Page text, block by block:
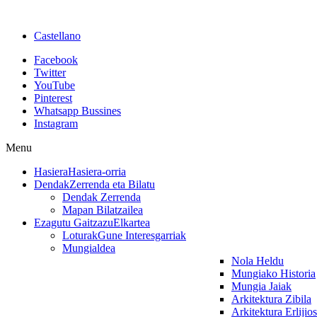
Castellano
Facebook
Twitter
YouTube
Pinterest
Whatsapp Bussines
Instagram
Menu
HasieraHasiera-orria
DendakZerrenda eta Bilatu
Dendak Zerrenda
Mapan Bilatzailea
Ezagutu GaitzazuElkartea
LoturakGune Interesgarriak
Mungialdea
Nola Heldu
Mungiako Historia
Mungia Jaiak
Arkitektura Zibila
Arkitektura